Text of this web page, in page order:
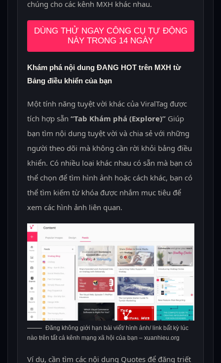
chúng cho các kênh MXH khác nhau.
DÙNG THỬ NGAY CÔNG CỤ TỰ ĐỘNG
NÀY TRONG 14 NGÀY
Khám phá nội dung ĐANG HOT trên MXH từ
Bảng điều khiển của bạn
Một tính năng tuyệt vời khác của ViralTag được
tích hợp sẵn “Tab Khám phá (Explore)” Giúp
bạn tìm nội dung tuyệt vời và chia sẻ với những
người theo dõi mà không cần rời khỏi bảng điều
khiển. Có nhiều loại khác nhau có sẵn mà bạn có
thể chọn để tìm hình ảnh hoặc cách khác, bạn có
thể tìm kiếm từ khóa được nhắm mục tiêu để
xem các hình ảnh liên quan.
Đăng không giới hạn bài viết/ hình ảnh/ link bất kỳ lúc
nào trên tất cả kênh mạng xã hội của bạn – xuanhieu.org
Ví dụ, cần tìm các nội dung Quotes để đăng triết